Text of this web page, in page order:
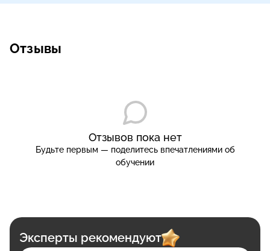
Эксперты рекомендуют
Отзывы
Отзывов пока нет
Будьте первым — поделитесь впечатлениями об
обучении